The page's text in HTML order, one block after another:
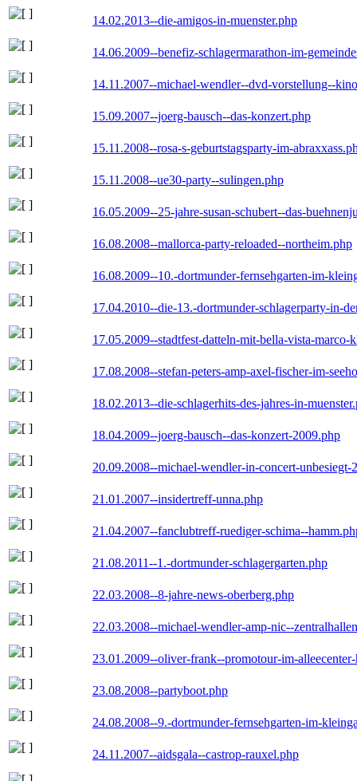
14.02.2013--die-amigos-in-muenster.php
14.06.2009--benefiz-schlagermarathon-im-
14.11.2007--michael-wendler--dvd-vorstellung--
15.09.2007--joerg-bausch--das-konzert.php
15.11.2008--rosa-s-geburtstagsparty-im-
15.11.2008--ue30-party--sulingen.php
16.05.2009--25-jahre-susan-schubert--das-
16.08.2008--mallorca-party-reloaded--northeim.php
16.08.2009--10.-dortmunder-fernsehgarten-im-
17.04.2010--die-13.-dortmunder-schlagerparty-in-
17.05.2009--stadtfest-datteln-mit-bella-vista-marco-
17.08.2008--stefan-peters-amp-axel-fischer-im-
18.02.2013--die-schlagerhits-des-jahres-in-
18.04.2009--joerg-bausch--das-konzert-2009.php
20.09.2008--michael-wendler-in-concert-unbesiegt-
21.01.2007--insidertreff-unna.php
21.04.2007--fanclubtreff-ruediger-schima--
21.08.2011--1.-dortmunder-schlagergarten.php
22.03.2008--8-jahre-news-oberberg.php
22.03.2008--michael-wendler-amp-nic--
23.01.2009--oliver-frank--promotour-im-
23.08.2008--partyboot.php
24.08.2008--9.-dortmunder-fernsehgarten-im-
24.11.2007--aidsgala--castrop-rauxel.php